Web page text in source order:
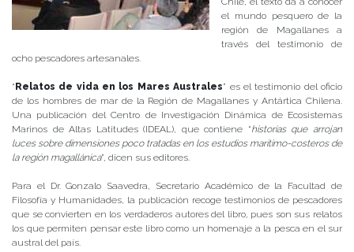
el mundo pesquero de la
región de Magallanes a
través del testimonio de
ocho pescadores artesanales.
“ Relatos de vida en los Mares Australes” es el testimonio del oficio
de los hombres de mar de la Región de Magallanes y Antártica Chilena.
Una publicación del Centro de Investigación Dinámica de Ecosistemas
Marinos de Altas Latitudes (IDEAL), que contiene “historias que arrojan
luces sobre dimensiones poco tratadas en los estudios marítimo-costeros de
la región magallánica”, dicen sus editores.
Para el Dr. Gonzalo Saavedra, Secretario Académico de la Facultad de
Filosofía y Humanidades, la publicación recoge testimonios de pescadores
que se convierten en los verdaderos autores del libro, pues son sus relatos
los que permiten pensar este libro como un homenaje a la pesca en el sur
austral del país.